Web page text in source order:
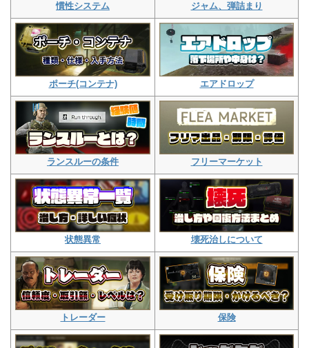
慣性システム ジャム、弾詰まり
ポーチ(コンテナ) エアドロップ
ランスルーの条件 フリーマーケット
状態異常 壊死治しについて
トレーダー 保険